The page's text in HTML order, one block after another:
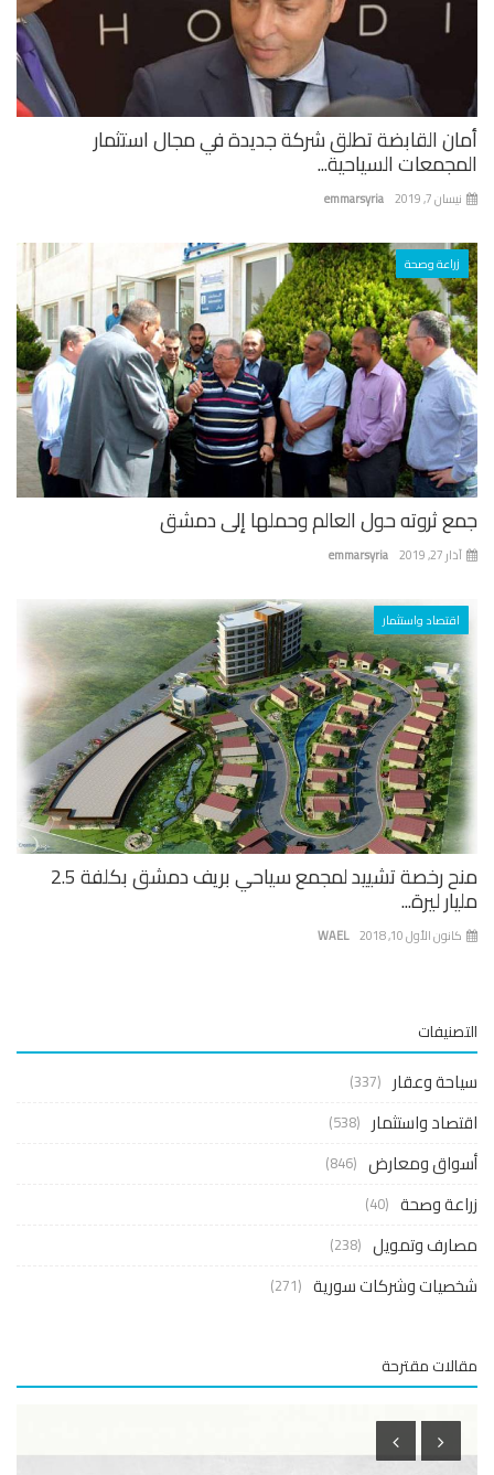
القابضة تطلق شركة جديدة في مجال استثمار
السياحية...
emmarsyria 7, 2019
زراعة وصحة
ثروته حول العالم وحملها إلى دمشق
emmarsyria 27, 2019
اقتصاد واستثمار
منح رخصة تشييد لمجمع سياحي بريف دمشق بكلفة 2.5
ليرة...
WAEL الأول 10, 2018
وعقار (337)
واستثمار (538)
ومعارض (846)
وصحة (40)
وتمويل (238)
وشركات سورية (271)
مقترحة